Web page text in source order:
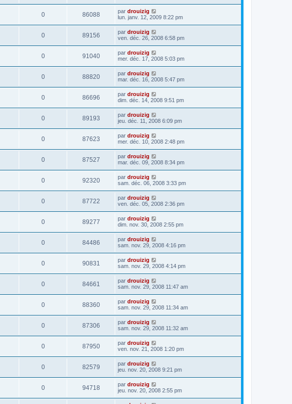
0 86088 par drouizig
lun. janv. 12, 2009 8:22 pm
0 89156 par drouizig
ven. déc. 26, 2008 6:58 pm
0 91040 par drouizig
mer. déc. 17, 2008 5:03 pm
0 88820 par drouizig
mar. déc. 16, 2008 5:47 pm
0 86696 par drouizig
dim. déc. 14, 2008 9:51 pm
0 89193 par drouizig
jeu. déc. 11, 2008 6:09 pm
0 87623 par drouizig
mer. déc. 10, 2008 2:48 pm
0 87527 par drouizig
mar. déc. 09, 2008 8:34 pm
0 92320 par drouizig
sam. déc. 06, 2008 3:33 pm
0 87722 par drouizig
ven. déc. 05, 2008 2:36 pm
0 89277 par drouizig
dim. nov. 30, 2008 2:55 pm
0 84486 par drouizig
sam. nov. 29, 2008 4:16 pm
0 90831 par drouizig
sam. nov. 29, 2008 4:14 pm
0 84661 par drouizig
sam. nov. 29, 2008 11:47 am
0 88360 par drouizig
sam. nov. 29, 2008 11:34 am
0 87306 par drouizig
sam. nov. 29, 2008 11:32 am
0 87950 par drouizig
ven. nov. 21, 2008 1:20 pm
0 82579 par drouizig
jeu. nov. 20, 2008 9:21 pm
0 94718 par drouizig
jeu. nov. 20, 2008 2:55 pm